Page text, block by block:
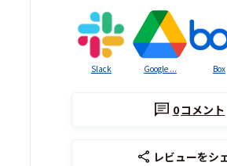
Slack Google ... Box
0コメント
レビューをシ